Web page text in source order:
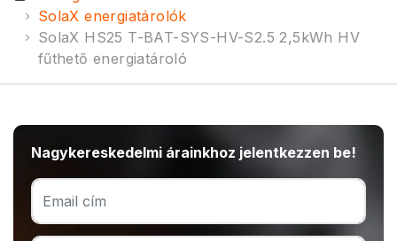
SolaX energiatárolók
SolaX HS25 T-BAT-SYS-HV-S2.5 2,5kWh HV
fűthető energiatároló
Nagykereskedelmi árainkhoz jelentkezzen be!